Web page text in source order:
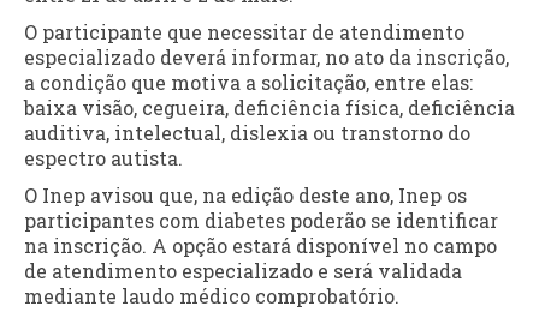
O participante que necessitar de atendimento
especializado deverá informar, no ato da inscrição,
a condição que motiva a solicitação, entre elas:
baixa visão, cegueira, deficiência física, deficiência
auditiva, intelectual, dislexia ou transtorno do
espectro autista.
O Inep avisou que, na edição deste ano, Inep os
participantes com diabetes poderão se identificar
na inscrição. A opção estará disponível no campo
de atendimento especializado e será validada
mediante laudo médico comprobatório.